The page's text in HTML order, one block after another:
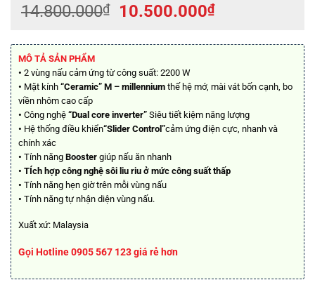
14.800.000₫
Giá
là:
10.500.000₫Giá
tại
MÔ TẢ SẢN PHẨM
• 2 vùng nấu cảm ứng từ công suất: 2200 W
• Mặt kính “Ceramic” M – millennium thế hệ mớ, mài vát bốn cạnh, bo
viền nhôm cao cấp
• Công nghệ “Dual core inverter” Siêu tiết kiệm năng lượng
• Hệ thống điều khiển“Slider Control”cảm ứng điện cực, nhanh và
chính xác
• Tính năng Booster giúp nấu ăn nhanh
• TÍch hợp công nghệ sôi liu riu ở mức công suất thấp
• Tính năng hẹn giờ trên mỗi vùng nấu
• Tính năng tự nhận diện vùng nấu.
Xuất xứ: Malaysia
Gọi Hotline 0905 567 123 giá rẻ hơn